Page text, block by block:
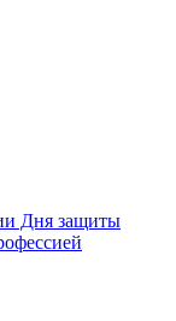
Дня защиты